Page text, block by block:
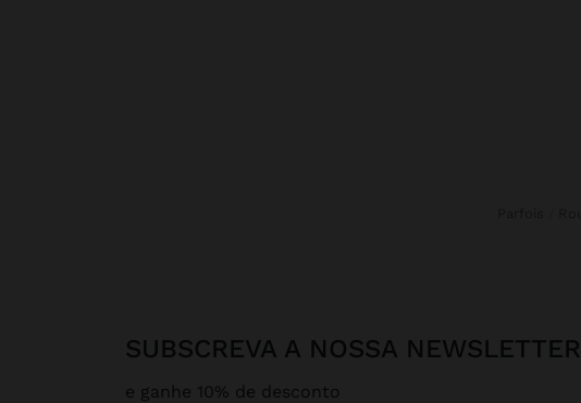
SUBSCREVA A NOSSA NEWSLETTER
e ganhe 10% de desconto